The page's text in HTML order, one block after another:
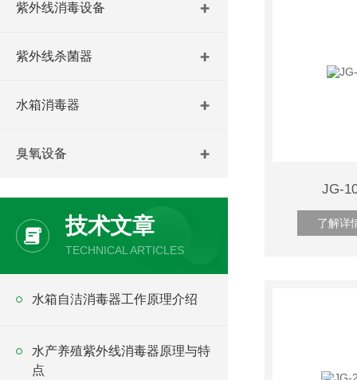
紫外线消毒设备
紫外线杀菌器
水箱消毒器
臭氧设备
技术文章
TECHNICAL ARTICLES
水箱自洁消毒器工作原理介绍
水产养殖紫外线消毒器原理与特
点
JG-
了解详